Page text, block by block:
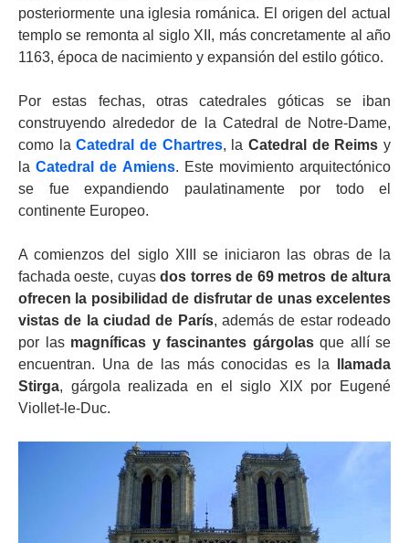
posteriormente una iglesia románica. El origen del actual
templo se remonta al siglo XII, más concretamente al año
1163, época de nacimiento y expansión del estilo gótico.
Por estas fechas, otras catedrales góticas se iban
construyendo alrededor de la Catedral de Notre-Dame,
como laCatedral de Chartres, laCatedral de Reims y
laCatedral de Amiens. Este movimiento arquitectónico
se fue expandiendo paulatinamente por todo el
continente Europeo.
A comienzos del siglo XIII se iniciaron las obras de la
fachada oeste, cuyasdos torres de 69 metros de altura
ofrecen la posibilidad de disfrutar de unas excelentes
vistas de la ciudad de París, además de estar rodeado
por las magníficas y fascinantes gárgolasque allí se
encuentran. Una de las más conocidas es la
llamada
Stirga, gárgola realizada en el siglo XIX por Eugené
Viollet-le-Duc.